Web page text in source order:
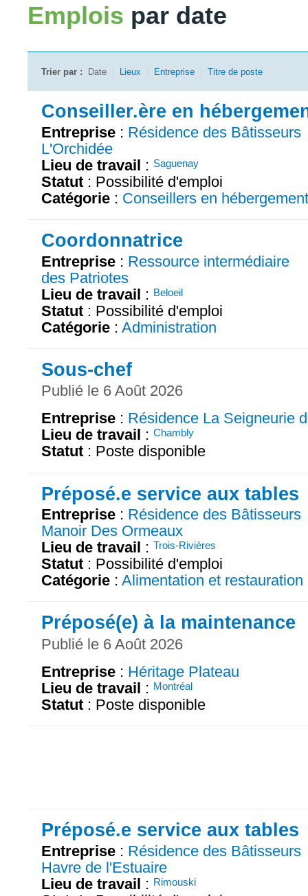
Emplois par date
Trier par : Date Lieux Entreprise Titre de poste
Conseiller.ère en
Entreprise : Résidence des Bâtisseurs
L'Orchidée
Lieu de travail : Saguenay
Statut : Possibilité d'emploi
Catégorie : Conseillers en hébergement
Coordonnatrice
Entreprise : Ressource intermédiaire
des Patriotes
Lieu de travail : Beloeil
Statut : Possibilité d'emploi
Catégorie : Administration
Sous-chef
Publié le 6 Août 2026
Entreprise : Résidence La Seigneurie
Lieu de travail : Chambly
Statut : Poste disponible
Préposé.e service aux tables
Entreprise : Résidence des Bâtisseurs
Manoir Des Ormeaux
Lieu de travail : Trois-Rivières
Statut : Possibilité d'emploi
Catégorie : Alimentation et restauration
Préposé(e) à la maintenance
Publié le 6 Août 2026
Entreprise : Héritage Plateau
Lieu de travail : Montréal
Statut : Poste disponible
Préposé.e service aux tables
Entreprise : Résidence des Bâtisseurs
Havre de l'Estuaire
Lieu de travail : Rimouski